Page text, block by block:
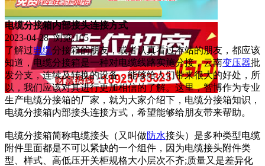
电缆分接箱内部接头连接方式
2023-04-28 浏览:105
了解过电缆分接箱的朋友，或者认真看过本站的朋友，都应该
知道，电缆分接箱是一种对电缆线路实施分接，云南变压器批
发分支，连续及转换的设备，能够给人们带来很大的好处，所
以，我们应该对其进行更加相信的了解。这里，智博作为专业
生产电缆分接箱的厂家，就为大家介绍下，电缆分接箱知识，
电缆分接箱内部接头连接方式，希望能够给朋友带来帮助。
电缆分接箱简称电缆接头（又叫做防水接头）是多种类型电缆
附件里面都是不可以紧缺的一个组件，因为电缆接头附件类
型、样式、高低压开关柜规格大小层次不齐;质量又是差异化